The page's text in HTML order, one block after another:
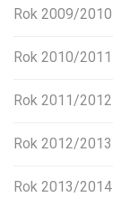
Rok 2009/2010
Rok 2010/2011
Rok 2011/2012
Rok 2012/2013
Rok 2013/2014